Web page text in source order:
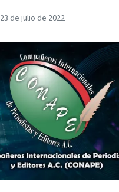
23 de julio de 2022